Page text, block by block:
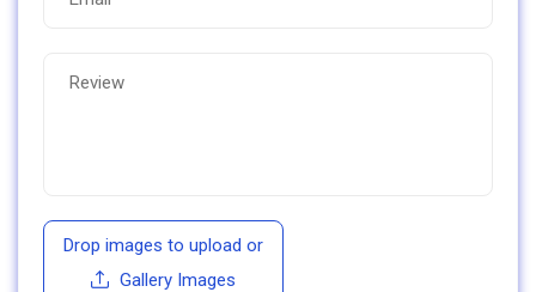
Drop images to upload or
Gallery Images